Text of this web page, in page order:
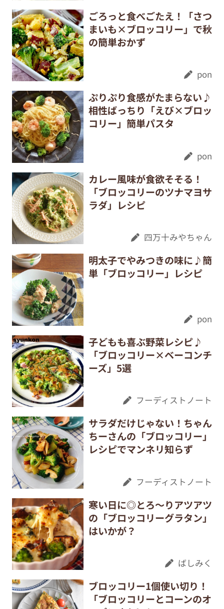
ごろっと食べごたえ！「さつ
まいも×ブロッコリー」で秋
の簡単おかず
pon
ぷりぷり食感がたまらない♪
相性ばっちり「えび×ブロッ
コリー」簡単パスタ
pon
カレー風味が食欲そそる！
「ブロッコリーのツナマヨサ
ラダ」レシピ
四万十みやちゃん
明太子でやみつきの味に♪簡
単「ブロッコリー」レシピ
pon
子どもも喜ぶ野菜レシピ♪
「ブロッコリー×ベーコンチ
ーズ」5選
フーディストノート
サラダだけじゃない！ちゃん
ちーさんの「ブロッコリー」
レシピでマンネリ知らず
フーディストノート
寒い日に◎とろ～りアツアツ
の「ブロッコリーグラタン」
はいかが？
ばしみく
ブロッコリー1個使い切り！
「ブロッコリーとコーンのオ